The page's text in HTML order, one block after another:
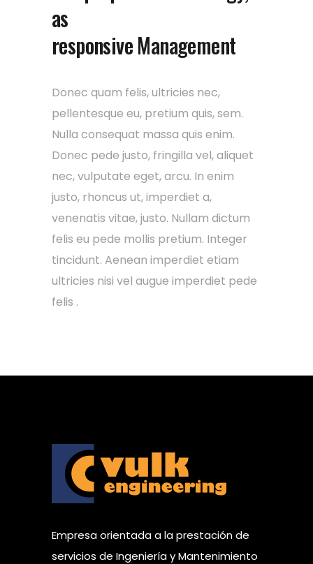
as
responsive Management
Donec quam felis, ultricies nec,
pellentesque eu, pretium quis, sem.
Nulla consequat massa quis enim.
Donec pede justo, fringilla vel, aliquet
nec, vulputate eget, arcu. In enim
justo, rhoncus ut, imperdiet a,
venenatis vitae, justo. Nullam dictum
felis eu pede mollis pretium. Integer
tincidunt. Aenean imperdiet etiam
ultricies nisi vel augue imperdiet pede
felis .
Empresa orientada a la prestación de
servicios de Ingeniería y Mantenimiento